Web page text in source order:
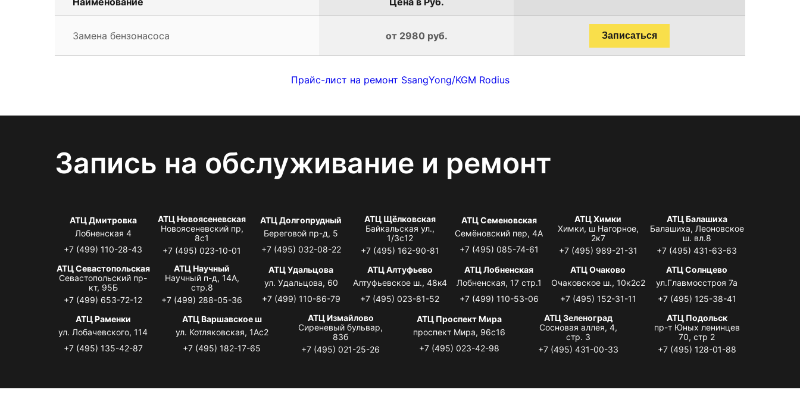
Замена бензонасоса от 2980 руб. Записаться
Прайс-лист на ремонт SsangYong/KGM Rodius
Запись на обслуживание и ремонт
АТЦ Дмитровка
Лобненская 4
+7 (499) 110-28-43
АТЦ Новоясеневская
Новоясеневский пр,
8с1
+7 (495) 023-10-01
АТЦ Долгопрудный
Береговой пр-д, 5
+7 (495) 032-08-22
АТЦ Щёлковская
Байкальская ул.,
1/3с12
+7 (495) 162-90-81
АТЦ Семеновская
Семёновский пер, 4А
+7 (495) 085-74-61
АТЦ Химки
Химки, ш Нагорное,
2к7
+7 (495) 989-21-31
АТЦ Балашиха
Балашиха, Леоновское
ш. вл.8
+7 (495) 431-63-63
АТЦ Севастопольская
Севастопольский пр-
кт, 95Б
+7 (499) 653-72-12
АТЦ Научный
Научный п-д, 14А,
стр.8
+7 (499) 288-05-36
АТЦ Удальцова
ул. Удальцова, 60
+7 (499) 110-86-79
АТЦ Алтуфьево
Алтуфьевское ш., 48к4
+7 (495) 023-81-52
АТЦ Лобненская
Лобненская, 17 стр.1
+7 (499) 110-53-06
АТЦ Очаково
Очаковское ш., 10к2с2
+7 (495) 152-31-11
АТЦ Солнцево
ул.Главмосстроя 7а
+7 (495) 125-38-41
АТЦ Раменки
ул. Лобачевского, 114
+7 (495) 135-42-87
АТЦ Варшавское ш
ул. Котляковская, 1Ас2
+7 (495) 182-17-65
АТЦ Измайлово
Сиреневый бульвар,
83б
+7 (495) 021-25-26
АТЦ Проспект Мира
проспект Мира, 96с16
+7 (495) 023-42-98
АТЦ Зеленоград
Сосновая аллея, 4,
стр. 3
+7 (495) 431-00-33
АТЦ Подольск
пр-т Юных ленинцев
70, стр 2
+7 (495) 128-01-88